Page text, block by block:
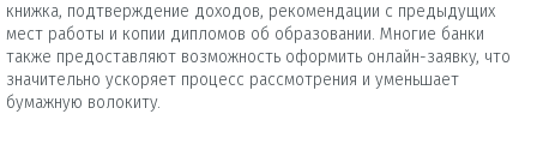
книжка, подтверждение доходов, рекомендации с предыдущих
мест работы и копии дипломов об образовании. Многие банки
также предоставляют возможность оформить онлайн-заявку, что
значительно ускоряет процесс рассмотрения и уменьшает
бумажную волокиту.